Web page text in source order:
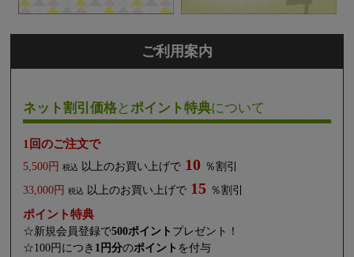
ご利用案内
ネット割引価格と ポイント特典について
1回のご注文で
5,500円 税込 以上のお買い上げで 10 ％割引
33,000円
税込 以上のお買い上げで 15 ％割引
ポイント特典
☆新規会員登録で500ポイント プレゼント！
☆100円につき 1円分のポイント を付与